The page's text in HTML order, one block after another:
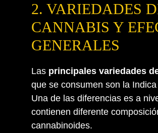
2. VARIEDADES
CANNABIS Y
GENERALES
Las principales variedades
que se consumen son la
Una de las diferencias es a
contienen diferente
cannabinoides.